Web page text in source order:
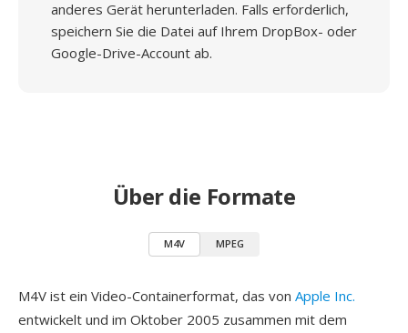
anderes Gerät herunterladen. Falls erforderlich,
speichern Sie die Datei auf Ihrem DropBox- oder
Google-Drive-Account ab.
Über die Formate
M4V MPEG
M4V ist ein Video-Containerformat, das von Apple Inc.
entwickelt und im Oktober 2005 zusammen mit dem